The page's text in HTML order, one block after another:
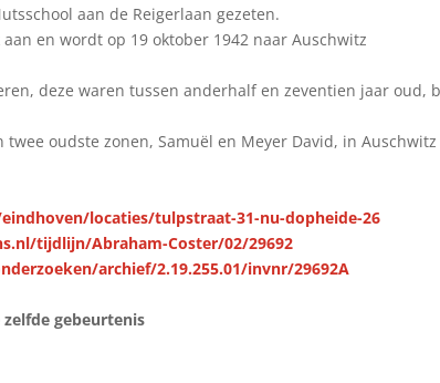
aan de Reigerlaan gezeten.
en wordt op 19 oktober 1942 naar Auschwitz
deze waren tussen anderhalf en zeventien jaar oud,
oudste zonen, Samuël en Meyer David, in Auschwitz
locaties/tulpstraat-31-nu-dopheide-26
tijdlijn/Abraham-Coster/02/29692
archief/2.19.255.01/invnr/29692A
gebeurtenis